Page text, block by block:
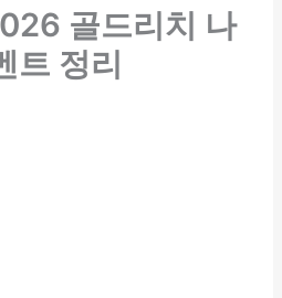
골드리치 나
트 정리